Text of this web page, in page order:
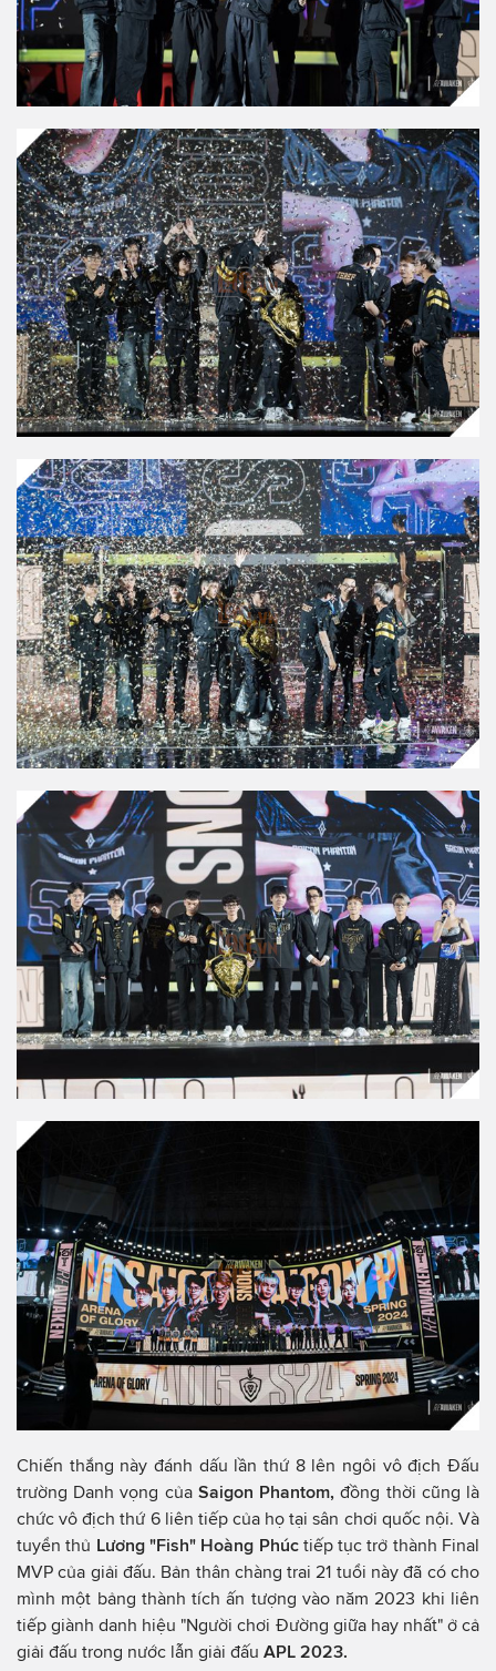
Chiến thắng này đánh dấu lần thứ 8 lên ngôi vô địch Đấu
trường Danh vọng của Saigon Phantom, đồng thời cũng là
chức vô địch thứ 6 liên tiếp của họ tại sân chơi quốc nội. Và
tuyển thủ Lương "Fish" Hoàng Phúc tiếp tục trở thành Final
MVP của giải đấu. Bản thân chàng trai 21 tuổi này đã có cho
mình một bảng thành tích ấn tượng vào năm 2023 khi liên
tiếp giành danh hiệu "Người chơi Đường giữa hay nhất" ở cả
giải đấu trong nước lẫn giải đấu APL 2023.